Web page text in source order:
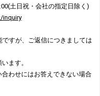
土日祝・会社の指定日除く)
inquiry
すが、ご返信につきましては
ます。
わせにはお答えできない場合